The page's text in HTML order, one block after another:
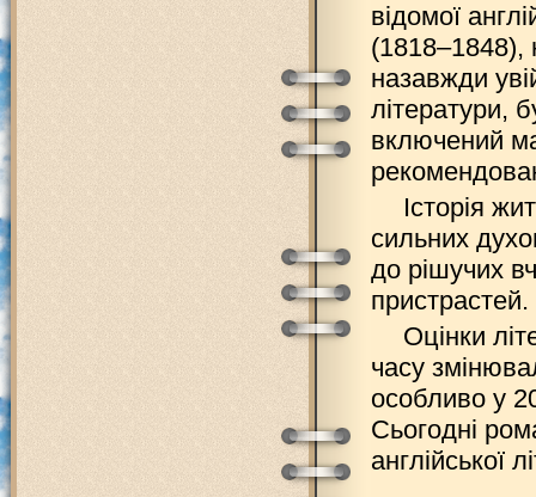
відомої
(1818–1848),
назавжди
літератури,
включений
Історія
сильних
до рішучих
пристрастей.
Оцінки
часу
особливо у
Сьогодні
англійської